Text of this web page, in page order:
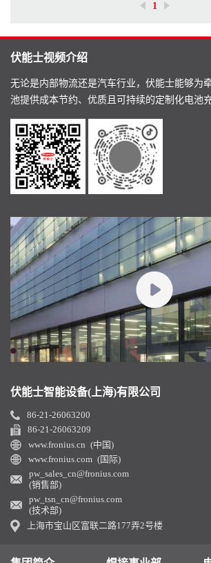
1
伏能士视频介绍
无论是内部物流还是汽车行业，伏能士能够为
池提供成本节约、优质且可持续的定制化电池
伏能士智能设备(上海)有限公司
86-21-26063200
86-21-26063209
www.fronius.cn (中国)
www.fronius.com (国际)
pw_sales_cn@fronius.com
(销售部)
pw_tsn_cn@fronius.com
(技术部)
上海市宝山区富联二路177弄2号楼